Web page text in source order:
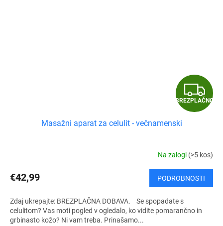
B
R
Z
P
L
BREZPLAČNO
Masažni aparat za celulit - večnamenski
Na zalogi (>5 kos)
€42,99 PODROBNOSTI
Zdaj ukrepajte: BREZPLAČNA DOBAVA. Se spopadate s
celulitom? Vas moti pogled v ogledalo, ko vidite pomarančno in
grbinasto kožo? Ni vam treba. Prinašamo...